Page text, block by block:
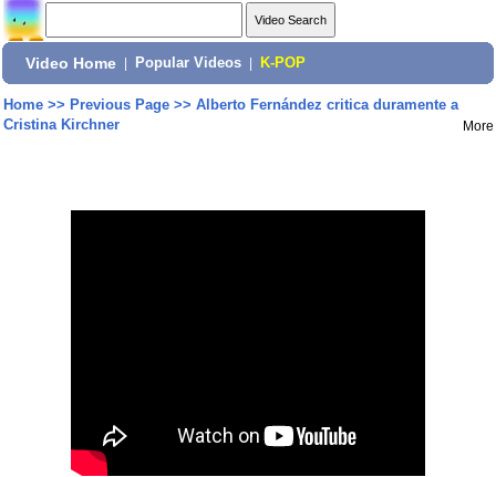
Video Home Popular Videos K-POP
Home>> Previous Page>> Alberto Fernández critica duramente a
Cristina Kirchner
More